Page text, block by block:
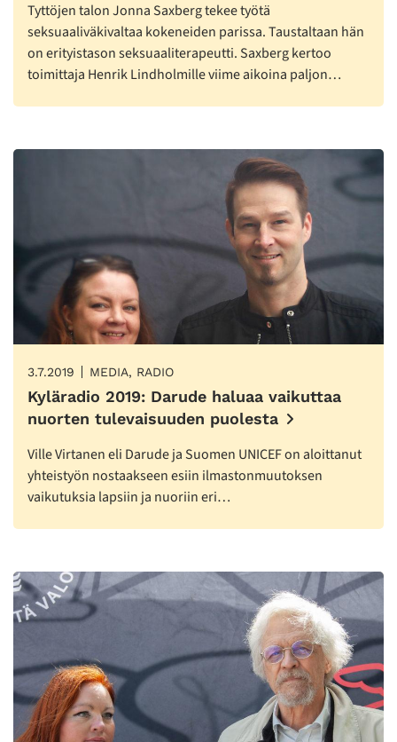
Tyttöjen talon Jonna Saxberg tekee työtä
seksuaaliväkivaltaa kokeneiden parissa. Taustaltaan hän
on erityistason seksuaaliterapeutti. Saxberg kertoo
toimittaja Henrik Lindholmille viime aikoina paljon…
3.7.2019 MEDIA, RADIO
Kyläradio 2019: Darude haluaa vaikuttaa
nuorten tulevaisuuden puolesta
Ville Virtanen eli Darude ja Suomen UNICEF on aloittanut
yhteistyön nostaakseen esiin ilmastonmuutoksen
vaikutuksia lapsiin ja nuoriin eri…